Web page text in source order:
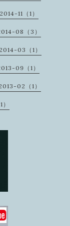
2014-11（1）
08（3）
2014-03（1）
09（1）
02（1）